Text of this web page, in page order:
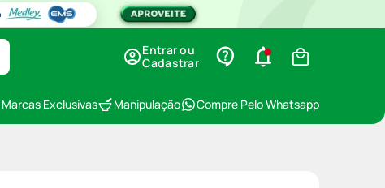
Entrar ou
Cadastrar
Marcas Exclusivas Manipulação Compre Pelo Whatsapp